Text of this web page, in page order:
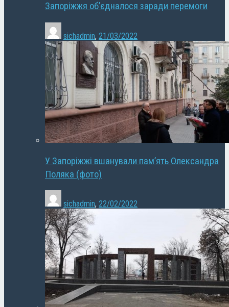
Запоріжжя об’єдналося заради перемоги
sichadmin, 21/03/2022
У Запоріжжі вшанували пам’ять Олександра
Поляка (фото)
sichadmin, 22/02/2022